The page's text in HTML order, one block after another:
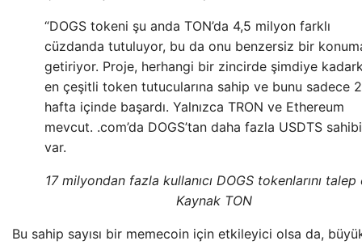
“DOGS tokeni şu anda TON’da 4,5 milyon farklı
cüzdanda tutuluyor, bu da onu benzersiz bir
getiriyor. Proje, herhangi bir zincirde şimdiye
en çeşitli token tutucularına sahip ve bunu sadece 2
hafta içinde başardı. Yalnızca TRON ve Ethereum
mevcut. .com’da DOGS’tan daha fazla USDTS sahibi
var.
17 milyondan fazla kullanıcı DOGS tokenlarını talep
Kaynak TON
Bu sahip sayısı bir memecoin için etkileyici olsa da,